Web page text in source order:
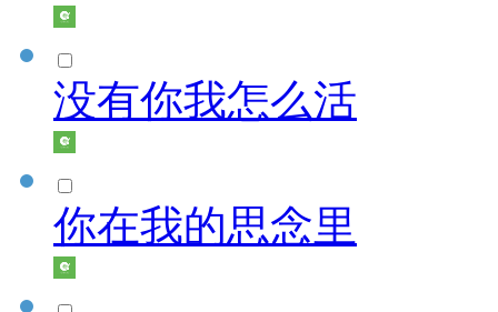
没有你我怎么活
你在我的思念里